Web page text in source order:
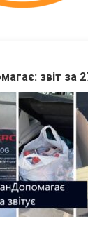
звіт за